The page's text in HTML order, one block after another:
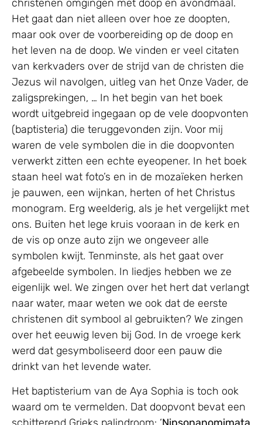
christenen omgingen met doop en avondmaal.
Het gaat dan niet alleen over hoe ze doopten,
maar ook over de voorbereiding op de doop en
het leven na de doop. We vinden er veel citaten
van kerkvaders over de strijd van de christen die
Jezus wil navolgen, uitleg van het Onze Vader, de
zaligsprekingen, … In het begin van het boek
wordt uitgebreid ingegaan op de vele doopvonten
(baptisteria) die teruggevonden zijn. Voor mij
waren de vele symbolen die in die doopvonten
verwerkt zitten een echte eyeopener. In het boek
staan heel wat foto’s en in de mozaïeken herken
je pauwen, een wijnkan, herten of het Christus
monogram. Erg weelderig, als je het vergelijkt met
ons. Buiten het lege kruis vooraan in de kerk en
de vis op onze auto zijn we ongeveer alle
symbolen kwijt. Tenminste, als het gaat over
afgebeelde symbolen. In liedjes hebben we ze
eigenlijk wel. We zingen over het hert dat verlangt
naar water, maar weten we ook dat de eerste
christenen dit symbool al gebruikten? We zingen
over het eeuwig leven bij God. In de vroege kerk
werd dat gesymboliseerd door een pauw die
drinkt van het levende water.
Het baptisterium van de Aya Sophia is toch ook
waard om te vermelden. Dat doopvont bevat een